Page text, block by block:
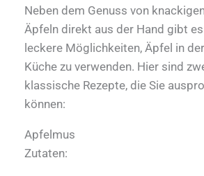
Neben dem Genuss von
Äpfeln direkt aus der Hand gibt
leckere Möglichkeiten, Äpfel in der
Küche zu verwenden. Hier sind
klassische Rezepte, die Sie
können:
Apfelmus
Zutaten: